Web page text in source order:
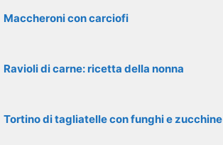
Maccheroni con carciofi
Ravioli di carne: ricetta della nonna
Tortino di tagliatelle con funghi e zucchine